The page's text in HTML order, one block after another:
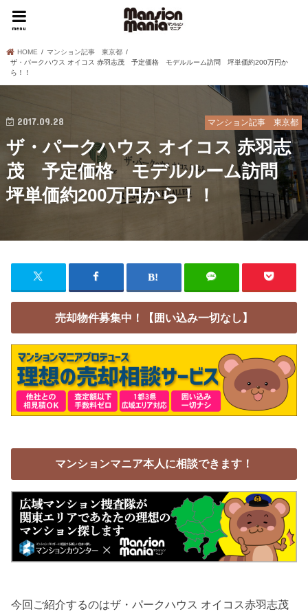
menu
HOME
マンション記事 東京都
ザ・パークハウス オイコス 赤羽志茂 予定価格 モデルルーム訪問 坪単価約200万円か
ら！！
マンション記事 東京都
2017.09.28
ザ・パークハウス オイコス 赤羽志
茂 予定価格 モデルルーム訪問
坪単価約200万円から！！
売却物件募集中！【囲い込み一切なし】
マンションマニア本人に相談できます！
今回ご紹介するのはザ・パークハウス オイコス赤羽志茂